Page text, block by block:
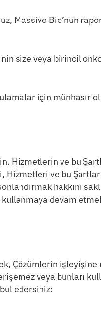
Massive Bio’nun
size veya birincil
için münhasır
Hizmetlerin ve bu
ve bu
hakkını
kullanmaya devam
Çözümlerin işleyişine
veya bunları
edersiniz: